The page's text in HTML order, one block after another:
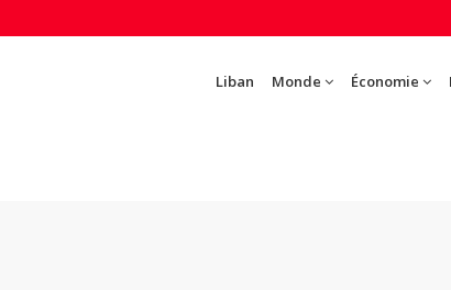
Liban Monde Économie